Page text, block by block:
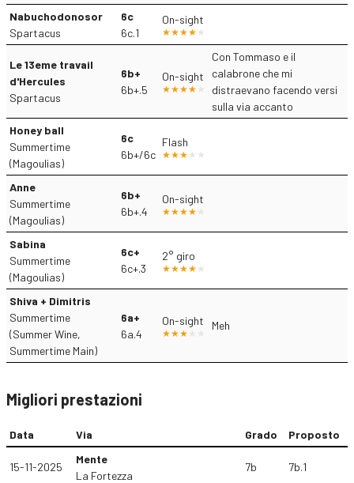
Nabuchodonosor
Spartacus
6c
6c.1
On-sight
Le 13eme travail
d'Hercules
Spartacus
6b+
6b+.5
On-sight
Con Tommaso e il
calabrone che mi
distraevano facendo versi
sulla via accanto
Honey ball
Summertime
(Magoulias)
6c
6b+/6c
Flash
Anne
Summertime
(Magoulias)
6b+
6b+.4
On-sight
Sabina
Summertime
(Magoulias)
6c+
6c+.3
2° giro
Shiva + Dimitris
Summertime
(Summer Wine,
Summertime Main)
6a+
6a.4
On-sight Meh
Migliori prestazioni
Data Via Grado Proposto
15-11-2025
Mente
La Fortezza
7b 7b.1